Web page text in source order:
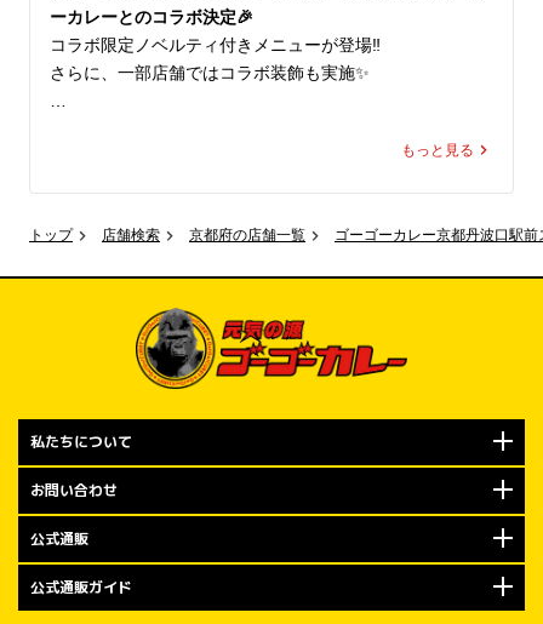
トップ 店舗検索 京都府の店舗一覧 ゴーゴーカレー京都丹波口駅前
ーカレーとのコラボ決定🎉
コラボ限定ノベルティ付きメニューが登場‼️
さらに、一部店舗ではコラボ装飾も実施✨
もっと見る
私たちについて
お問い合わせ
公式通販
公式通販ガイド